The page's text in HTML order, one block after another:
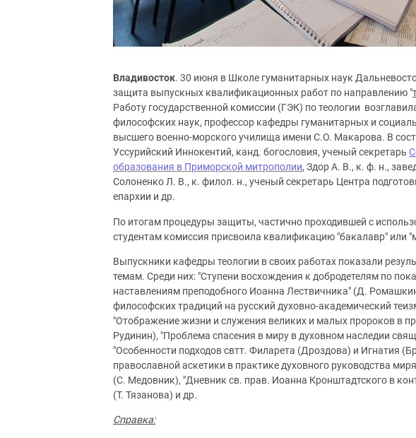
Владивосток. 30 июня в Школе гуманитарных наук
защита выпускных квалификационных работ по направлению "
Работу государственной комиссии (ГЭК) по теологии
философских наук, профессор кафедры гуманитарных и
высшего военно-морского училища имени С.О. Макарова. В
Уссурийский Иннокентий, канд. богословия, ученый секретарь
образования в Приморской митрополии, Здор А. В., к. ф. н.,
Солоненко Л. В., к. филол. н., ученый секретарь Центра
епархии и др.
По итогам процедуры защиты, частично проходившей с
студентам комиссия присвоила квалификацию "бакалавр" или
Выпускники кафедры теологии в своих работах показали
темам. Среди них: "Ступени восхождения к добродетелям по
наставлениям преподобного Иоанна Лествичника" (Д.
философских традиций на русский духовно-академический
"Отображение жизни и служения великих и малых пророков в
Рудинин), "Проблема спасения в миру в духовном наследии
"Особенности подходов свтт. Филарета (Дроздова) и Игнатия
православной аскетики в практике духовного руководства
(С. Медовник), "Дневник св. прав. Иоанна Кронштадтского в
(Т. Тязанова) и др.
Справка: